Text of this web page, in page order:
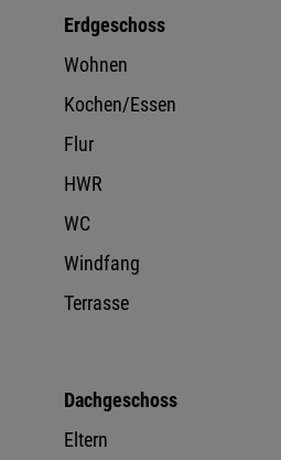
Erdgeschoss
Wohnen
Kochen/Essen
Flur
HWR
WC
Windfang
Terrasse
Dachgeschoss
Eltern